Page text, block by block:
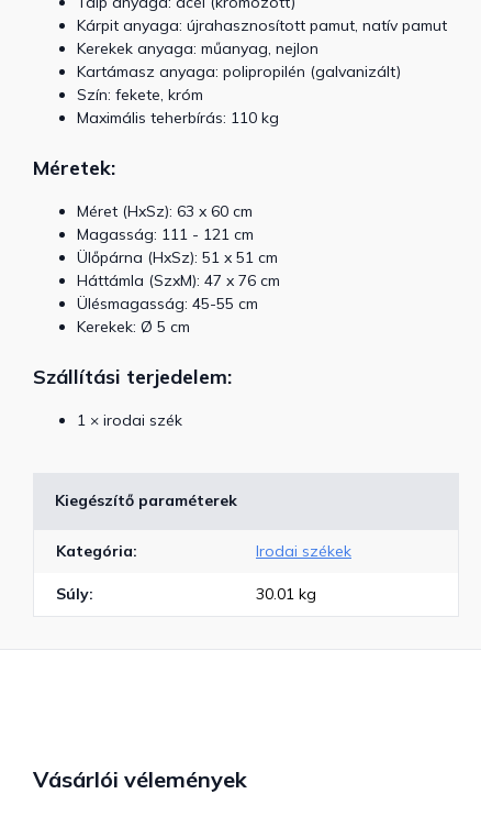
Kárpit anyaga: újrahasznosított pamut, natív pamut
Kerekek anyaga: műanyag, nejlon
Kartámasz anyaga: polipropilén (galvanizált)
Szín: fekete, króm
Maximális teherbírás: 110 kg
Méretek:
Méret (HxSz): 63 x 60 cm
Magasság: 111 - 121 cm
Ülőpárna (HxSz): 51 x 51 cm
Háttámla (SzxM): 47 x 76 cm
Ülésmagasság: 45-55 cm
Kerekek: Ø 5 cm
Szállítási terjedelem:
1 × irodai szék
Kiegészítő paraméterek
Kategória: Irodai székek
Súly: 30.01 kg
Vásárlói vélemények